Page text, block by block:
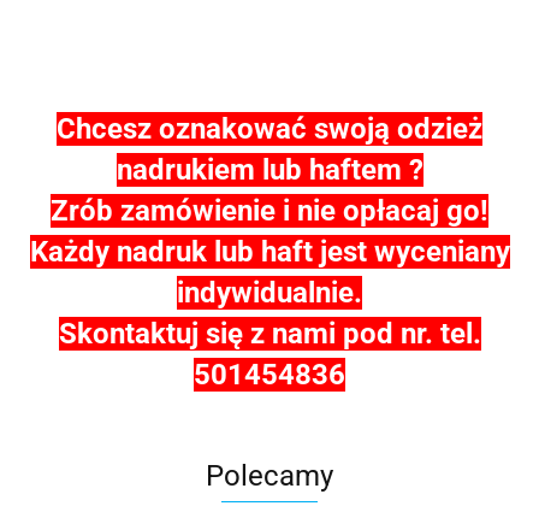
Chcesz oznakować swoją odzież
nadrukiem lub haftem ?
Zrób zamówienie i nie opłacaj go!
Każdy nadruk lub haft jest wyceniany
indywidualnie.
Skontaktuj się z nami pod nr. tel.
501454836
Polecamy